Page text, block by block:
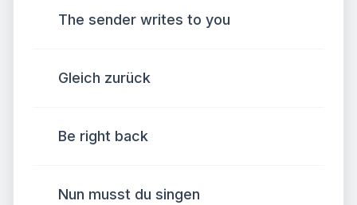
The sender writes to you
Gleich zurück
Be right back
Nun musst du singen